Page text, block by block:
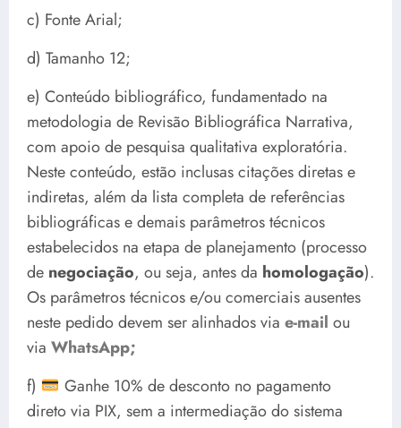
c) Fonte Arial;
d) Tamanho 12;
e) Conteúdo bibliográfico, fundamentado na
metodologia de Revisão Bibliográfica Narrativa,
com apoio de pesquisa qualitativa exploratória.
Neste conteúdo, estão inclusas citações diretas e
indiretas, além da lista completa de referências
bibliográficas e demais parâmetros técnicos
estabelecidos na etapa de planejamento (processo
de negociação, ou seja, antes da homologação).
Os parâmetros técnicos e/ou comerciais ausentes
neste pedido devem ser alinhados via e-mail ou
via WhatsApp;
f)
Ganhe 10% de desconto no pagamento
direto via PIX, sem a intermediação do sistema